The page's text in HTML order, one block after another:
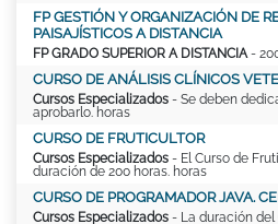
FP GESTIÓN Y ORGANIZACIÓN DE
PAISAJÍSTICOS A DISTANCIA
FP GRADO SUPERIOR A DISTANCIA -
CURSO DE ANÁLISIS CLÍNICOS
Cursos Especializados - Se deben
aprobarlo. horas
CURSO DE FRUTICULTOR
Cursos Especializados - El Curso de
duración de 200 horas. horas
CURSO DE PROGRAMADOR JAVA.
Cursos Especializados - La duración del